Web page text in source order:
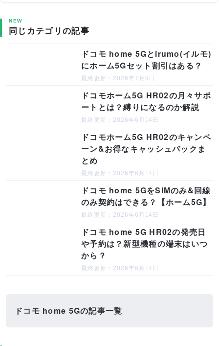
NEW
同じカテゴリの記事
ドコモ home 5Gとirumo(イルモ)
にホーム5Gセット割引はある？
最終更新：2026年7月9日
ドコモホーム5G HR02の月々サポ
ートとは？縛りになるのか解説
最終更新：2026年6月14日
ドコモホーム5G HR02のキャンペ
ーン&お得なキャッシュバックま
とめ
最終更新：2026年6月14日
ドコモ home 5GをSIMのみ&回線
のみ契約はできる？【ホーム5G】
最終更新：2026年6月14日
ドコモ home 5G HR02の発売日
や予約は？新型機種の端末はいつ
から？
最終更新：2026年6月14日
ドコモ home 5Gの記事一覧